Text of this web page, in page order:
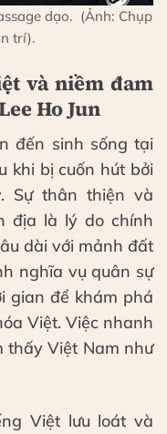
dạo. (Ảnh: Chụp
trí).
và niềm đam
Ho Jun
đến sinh sống tại
khi bị cuốn hút bởi
Sự thân thiện và
địa là lý do chính
dài với mảnh đất
nghĩa vụ quân sự
gian để khám phá
Việt. Việc nhanh
thấy Việt Nam như
Việt lưu loát và